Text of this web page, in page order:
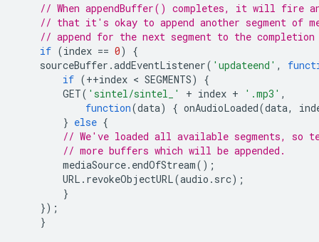
// When appendBuffer() completes, it will fire
// that it's okay to append another segment of
// append for the next segment to the
if (index == 0)
{
sourceBuffer .addEventListener( 'updateend' ,
if (++index < SEGMENTS)
{
GET( 'sintel/sintel_' + index + '.mp3' ,
function(data) { onAudioLoaded(data,
} else {
// We've loaded all available segments, so
// more buffers which will be appended.
mediaSource. endOfStream();
URL . revokeObjectURL(audio . src);
}
});
}